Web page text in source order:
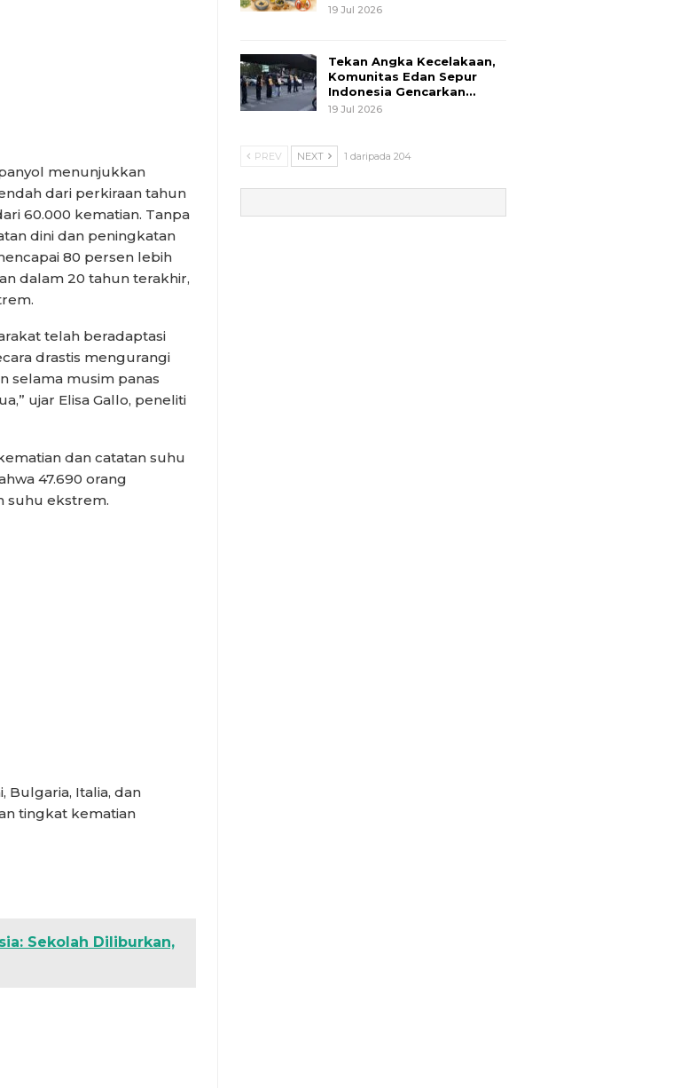
menunjukkan
dari perkiraan tahun
60.000 kematian. Tanpa
dini dan peningkatan
80 persen lebih
dalam 20 tahun terakhir,
telah beradaptasi
drastis mengurangi
selama musim panas
ujar Elisa Gallo, peneliti
dan catatan suhu
47.690 orang
suhu ekstrem.
Bulgaria, Italia, dan
tingkat kematian
Sekolah Diliburkan,
19 Jul 2026
Tekan Angka Kecelakaan,
Komunitas Edan Sepur
Indonesia Gencarkan…
19 Jul 2026
PREV NEXT 1 daripada 204